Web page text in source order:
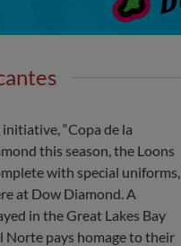
“Copa de la
this season, the Loons
with special uniforms,
at Dow Diamond. A
in the Great Lakes Bay
Norte pays homage to their